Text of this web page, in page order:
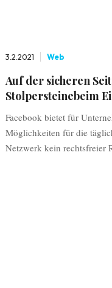
3.2.2021 Web
Auf der sicheren
Stolpersteinebeim
Facebook bietet für
Möglichkeiten für die
Netzwerk kein rechtsfreier